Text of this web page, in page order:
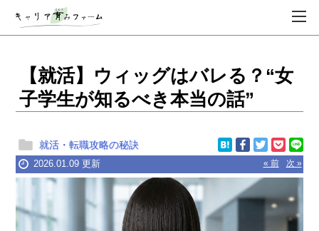
【就活】ウィッグはバレる？“女
子学生が知るべき本当の話”
就活・転職攻略の秘訣
2026.01.09 更新 次 »
« 前